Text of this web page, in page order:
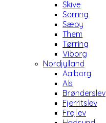
Skive
Sorring
Sæby
Them
Tørring
Viborg
Nordjylland
Aalborg
Als
Brønderslev
Fjerritslev
Frejlev